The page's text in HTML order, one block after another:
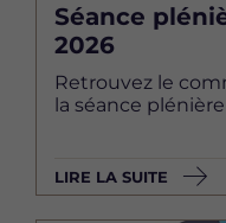
Séance
2026
Retrouvez le
la séance
LIRE LA SUITE